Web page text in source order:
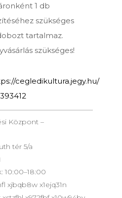
1 db
szükséges
tartalmaz.
szükséges!
cegledikultura.jegy.hu/
Központ –
tér 5/a
10:00–18:00
xjbqb8w x1ejq31n